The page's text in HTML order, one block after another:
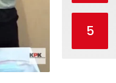
5